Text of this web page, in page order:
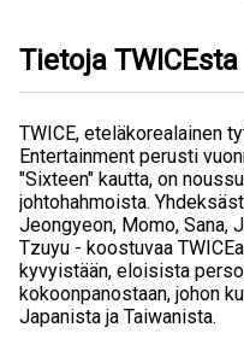
Tietoja TWICEsta
TWICE, eteläkorealainen
Entertainment perusti
"Sixteen" kautta, on
johtohahmoista.
Jeongyeon, Momo, Sana,
Tzuyu - koostuvaa
kyvyistään, eloisista
kokoonpanostaan, johon
Japanista ja Taiwanista.